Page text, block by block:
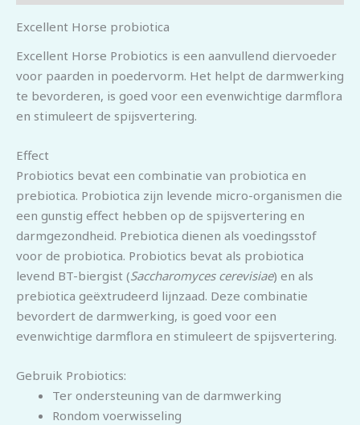
Excellent Horse probiotica
Excellent Horse Probiotics is een aanvullend diervoeder
voor paarden in poedervorm. Het helpt de darmwerking
te bevorderen, is goed voor een evenwichtige darmflora
en stimuleert de spijsvertering.
Effect
Probiotics bevat een combinatie van probiotica en
prebiotica. Probiotica zijn levende micro-organismen die
een gunstig effect hebben op de spijsvertering en
darmgezondheid. Prebiotica dienen als voedingsstof
voor de probiotica. Probiotics bevat als probiotica
levend BT-biergist (Saccharomyces cerevisiae) en als
prebiotica geëxtrudeerd lijnzaad. Deze combinatie
bevordert de darmwerking, is goed voor een
evenwichtige darmflora en stimuleert de spijsvertering.
Gebruik Probiotics:
Ter ondersteuning van de darmwerking
Rondom voerwisseling